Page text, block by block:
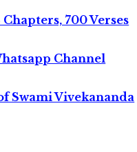
700 Verses
Channel
Swami Vivekananda